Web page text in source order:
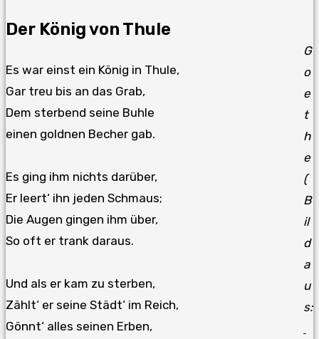
G
o
e
t
h
e
(
B
il
d
a
u
s:
Der König von Thule
Es war einst ein König in Thule,
Gar treu bis an das Grab,
Dem sterbend seine Buhle
einen goldnen Becher gab.
Es ging ihm nichts darüber,
Er leert‘ ihn jeden Schmaus;
Die Augen gingen ihm über,
So oft er trank daraus.
Und als er kam zu sterben,
Zählt‘ er seine Städt‘ im Reich,
Gönnt‘ alles seinen Erben,